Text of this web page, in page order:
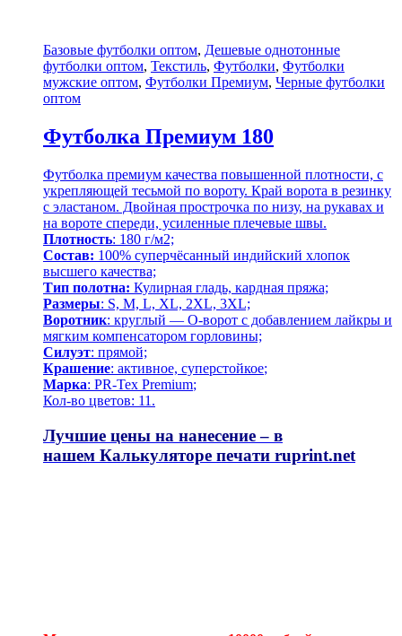
Базовые футболки оптом, Дешевые однотонные
футболки оптом, Текстиль, Футболки, Футболки
мужские оптом, Футболки Премиум, Черные футболки
оптом
Футболка Премиум 180
Футболка премиум качества повышенной плотности, с
укрепляющей тесьмой по вороту. Край ворота в резинку
с эластаном. Двойная прострочка по низу, на рукавах и
на вороте спереди, усиленные плечевые швы.
Плотность: 180 г/м2;
Состав: 100% суперчёсанный индийский хлопок
высшего качества;
Тип полотна: Кулирная гладь, кардная пряжа;
Размеры: S, M, L, XL, 2XL, 3XL;
Воротник: круглый — О-ворот с добавлением лайкры и
мягким компенсатором горловины;
Силуэт: прямой;
Крашение: активное, суперстойкое;
Марка: PR-Tex Premium;
Кол-во цветов: 11.
Лучшие цены на нанесение – в
нашем Калькуляторе печати ruprint.net